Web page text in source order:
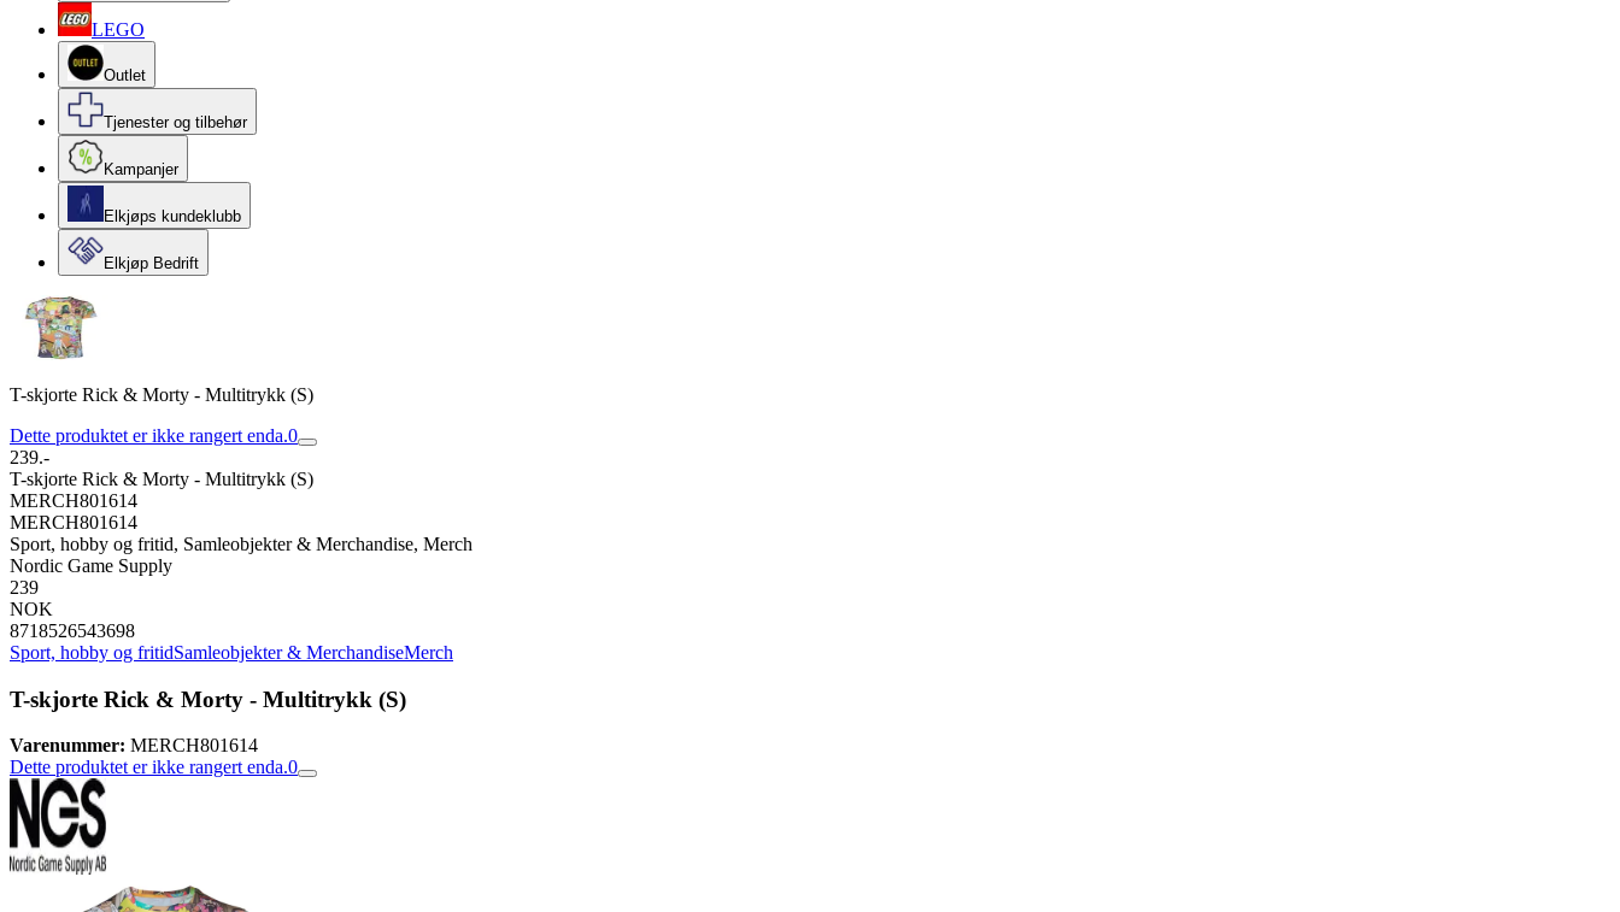
LEGO
Outlet
Tjenester og tilbehør
Kampanjer
Elkjøps kundeklubb
Elkjøp Bedrift
T-skjorte Rick & Morty - Multitrykk (S)
Dette produktet er ikke rangert enda.0
239.-
T-skjorte Rick & Morty - Multitrykk (S)
MERCH801614
MERCH801614
Sport, hobby og fritid, Samleobjekter & Merchandise, Merch
Nordic Game Supply
239
NOK
8718526543698
Sport, hobby og fritidSamleobjekter & MerchandiseMerch
T-skjorte Rick & Morty - Multitrykk (S)
Varenummer: MERCH801614
Dette produktet er ikke rangert enda.0